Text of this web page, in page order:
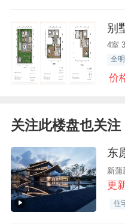
别
4室
全
价
关注此楼盘也关注
东
新蒲
更
住